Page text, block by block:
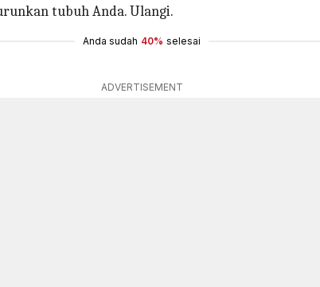
tubuh Anda. Ulangi.
Anda sudah 40% selesai
ADVERTISEMENT